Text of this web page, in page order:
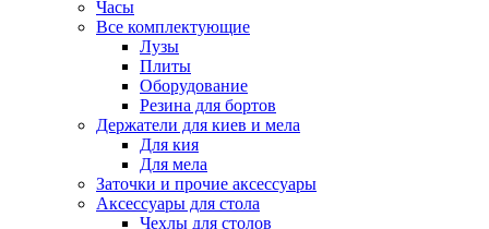
Часы
Все комплектующие
Лузы
Плиты
Оборудование
Резина для бортов
Держатели для киев и мела
Для кия
Для мела
Заточки и прочие аксессуары
Аксессуары для стола
Чехлы для столов